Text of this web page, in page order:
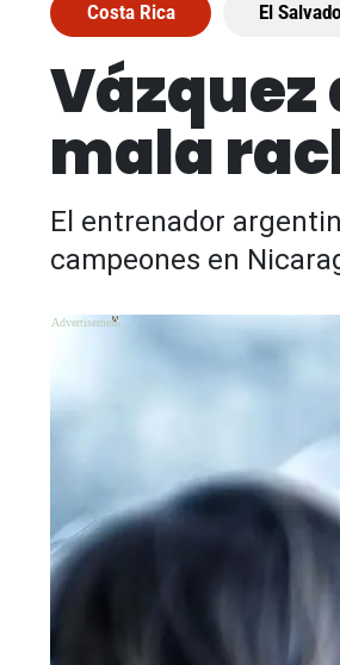
Costa Rica El
mala
El entrenador
campeones en
X